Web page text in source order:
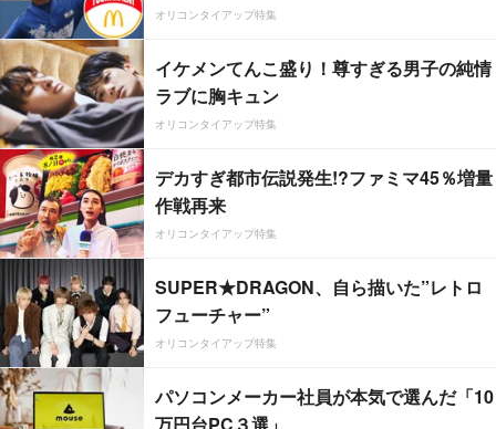
オリコンタイアップ特集
イケメンてんこ盛り！尊すぎる男子の純情
ラブに胸キュン
オリコンタイアップ特集
デカすぎ都市伝説発生!?ファミマ45％増量
作戦再来
オリコンタイアップ特集
SUPER★DRAGON、自ら描いた”レトロ
フューチャー”
オリコンタイアップ特集
パソコンメーカー社員が本気で選んだ「10